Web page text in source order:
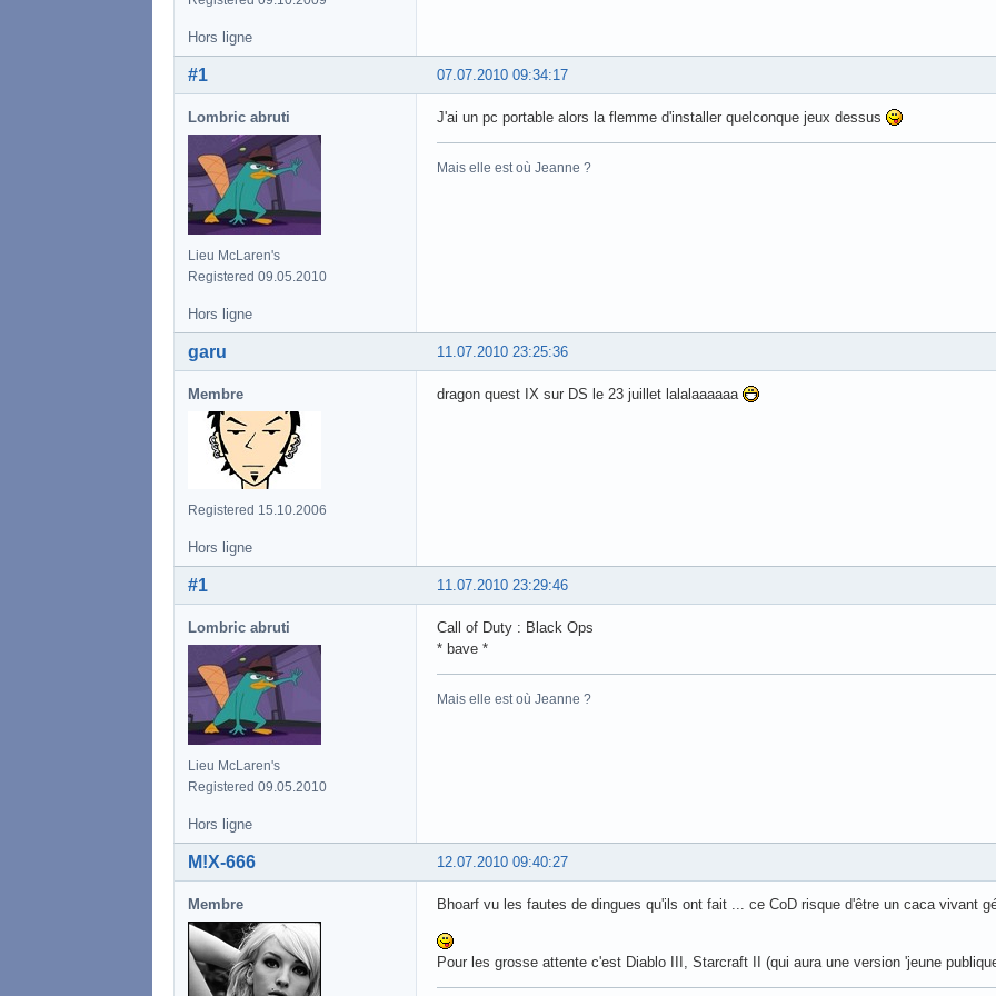
Hors ligne
07.07.2010 09:34:17
#1
Lombric abruti
Lieu McLaren's
Registered 09.05.2010
J'ai un pc portable alors la flemme d'installer quelconque jeux dessus
Mais elle est où Jeanne ?
Hors ligne
11.07.2010 23:25:36
garu
Membre
Registered 15.10.2006
dragon quest IX sur DS le 23 juillet lalalaaaaaa
Hors ligne
11.07.2010 23:29:46
#1
Lombric abruti
Lieu McLaren's
Registered 09.05.2010
Call of Duty : Black Ops
* bave *
Mais elle est où Jeanne ?
Hors ligne
12.07.2010 09:40:27
M!X-666
Membre Bhoarf vu les fautes de dingues qu'ils ont fait ... ce CoD risque d'être un caca vivant
Pour les grosse attente c'est Diablo III, Starcraft II (qui aura une version 'jeune